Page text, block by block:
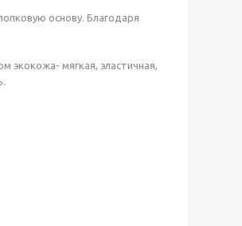
основу. Благодаря
экокожа- мягкая, эластичная,